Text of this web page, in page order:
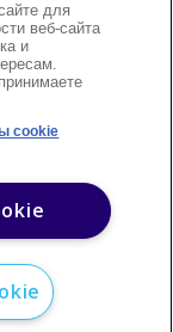
Statement
для
веб-сайта
и
cookie